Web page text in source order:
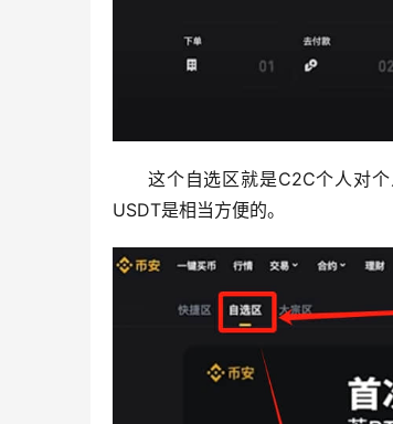
这个自选区就是C2C个人对
USDT是相当方便的。